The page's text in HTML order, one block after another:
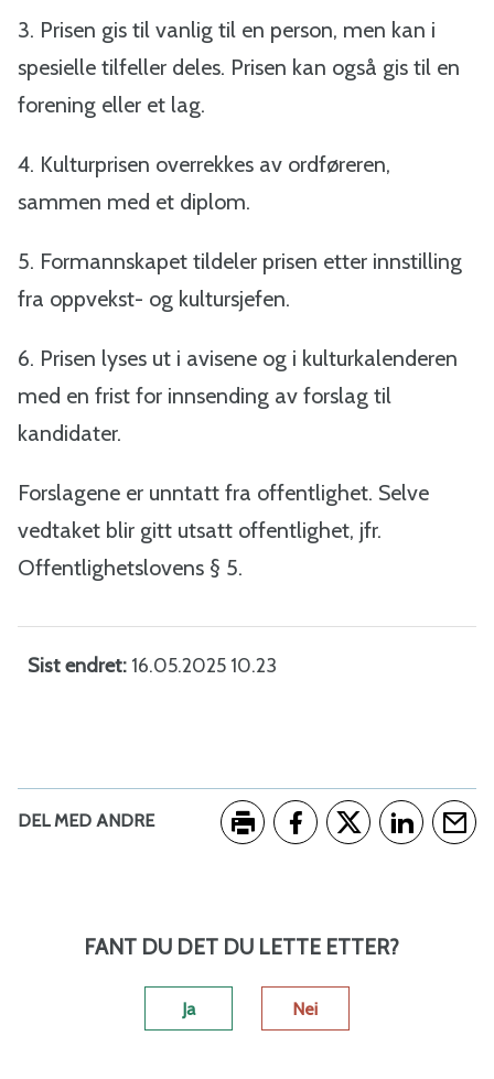
l
k
o
m
m
u
n
e
3. Prisen gis til vanlig til en person, men kan i
spesielle tilfeller deles. Prisen kan også gis til en
forening eller et lag.
4. Kulturprisen overrekkes av ordføreren,
sammen med et diplom.
5. Formannskapet tildeler prisen etter innstilling
fra oppvekst- og kultursjefen.
6. Prisen lyses ut i avisene og i kulturkalenderen
med en frist for innsending av forslag til
kandidater.
Forslagene er unntatt fra offentlighet. Selve
vedtaket blir gitt utsatt offentlighet, jfr.
Offentlighetslovens § 5.
Sist endret 16.05.2025 10.23
DEL MED ANDRE
FANT DU DET DU LETTE ETTER?
Ja Nei